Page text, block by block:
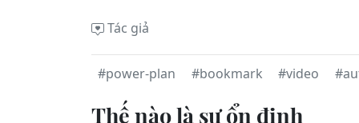
Tác giả
#power-plan #bookmark #video
Thế nào là sự ổn định